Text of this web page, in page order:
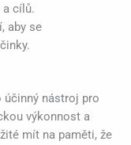
a cílů.
aby se
účinný nástroj pro
výkonnost a
mít na paměti, že